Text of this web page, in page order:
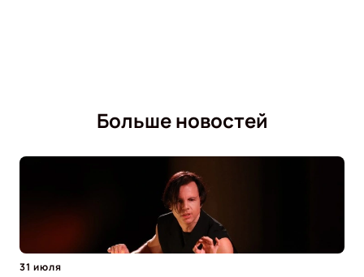
Больше новостей
31 июля